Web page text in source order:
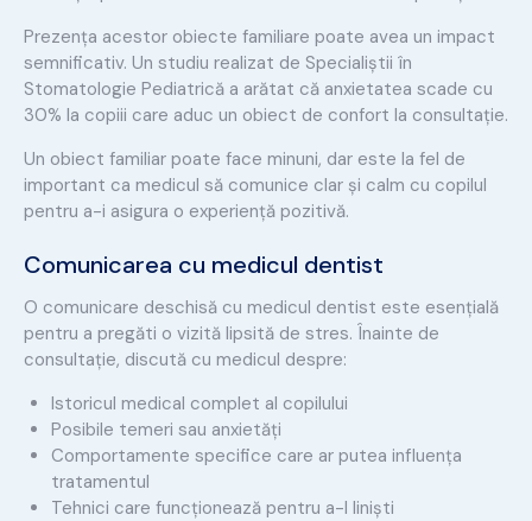
Prezența acestor obiecte familiare poate avea un impact
semnificativ. Un studiu realizat de Specialiștii în
Stomatologie Pediatrică a arătat că anxietatea scade cu
30% la copiii care aduc un obiect de confort la consultație.
Un obiect familiar poate face minuni, dar este la fel de
important ca medicul să comunice clar și calm cu copilul
pentru a-i asigura o experiență pozitivă.
Comunicarea cu medicul dentist
O comunicare deschisă cu medicul dentist este esențială
pentru a pregăti o vizită lipsită de stres. Înainte de
consultație, discută cu medicul despre:
Istoricul medical complet al copilului
Posibile temeri sau anxietăți
Comportamente specifice care ar putea influența
tratamentul
Tehnici care funcționează pentru a-l liniști